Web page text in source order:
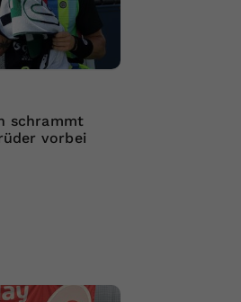
schrammt
vorbei